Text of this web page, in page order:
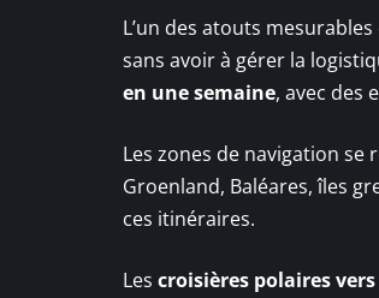
L’un des atouts
sans avoir à gérer la
en une semaine, avec des
Les zones de navigation
Groenland, Baléares, îles
ces itinéraires.
Les croisières polaires